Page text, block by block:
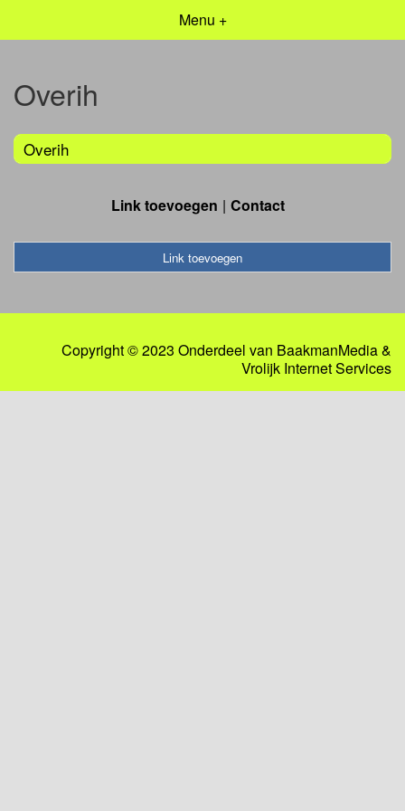
Menu +
Overih
Overih
Link toevoegen Contact
Link toevoegen
Copyright © 2023 Onderdeel van BaakmanMedia&
Vrolijk Internet Services